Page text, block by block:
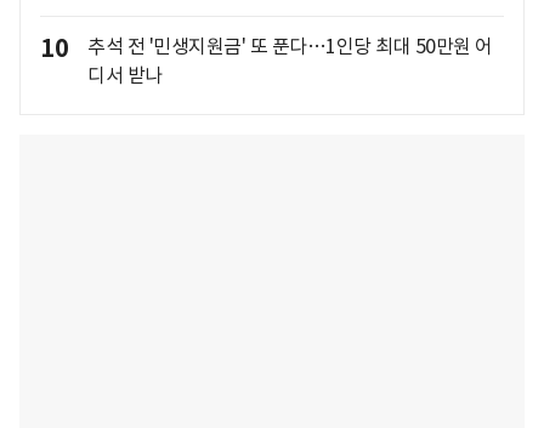
10
추석 전 '민생지원금' 또 푼다…1인당 최대 50만원 어
디서 받나